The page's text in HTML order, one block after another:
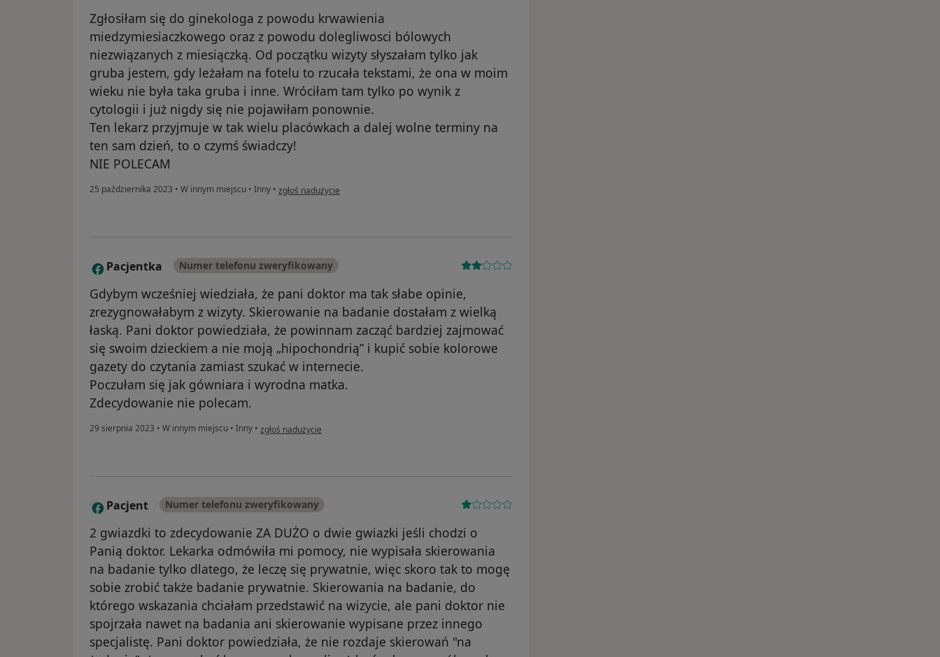
Zgłosiłam się do ginekologa z powodu krwawienia
miedzymiesiaczkowego oraz z powodu dolegliwosci bólowych
niezwiązanych z miesiączką. Od początku wizyty słyszałam tylko jak
gruba jestem, gdy leżałam na fotelu to rzucała tekstami, że ona w moim
wieku nie była taka gruba i inne. Wróciłam tam tylko po wynik z
cytologii i już nigdy się nie pojawiłam ponownie.
Ten lekarz przyjmuje w tak wielu placówkach a dalej wolne terminy na
ten sam dzień, to o czymś świadczy!
NIE POLECAM
25 października 2023 • W innym miejscu • Inny • w opinii użytkownika Pacjent
zgłoś nadużycie
P Pacjentka Numer telefonu zweryfikowany
Gdybym wcześniej wiedziała, że pani doktor ma tak słabe opinie,
zrezygnowałabym z wizyty. Skierowanie na badanie dostałam z wielką
łaską. Pani doktor powiedziała, że powinnam zacząć bardziej zajmować
się swoim dzieckiem a nie moją „hipochondrią” i kupić sobie kolorowe
gazety do czytania zamiast szukać w internecie.
Poczułam się jak gówniara i wyrodna matka.
Zdecydowanie nie polecam.
29 sierpnia 2023 • W innym miejscu • Inny • w opinii użytkownika Pacjentka
zgłoś nadużycie
Pacjent Numer telefonu zweryfikowany
2 gwiazdki to zdecydowanie ZA DUŻO o dwie gwiazki jeśli chodzi o
Panią doktor. Lekarka odmówiła mi pomocy, nie wypisała skierowania
na badanie tylko dlatego, że leczę się prywatnie, więc skoro tak to mogę
sobie zrobić także badanie prywatnie. Skierowania na badanie, do
którego wskazania chciałam przedstawić na wizycie, ale pani doktor nie
spojrzała nawet na badania ani skierowanie wypisane przez innego
specjalistę. Pani doktor powiedziała, że nie rozdaje skierowań "na